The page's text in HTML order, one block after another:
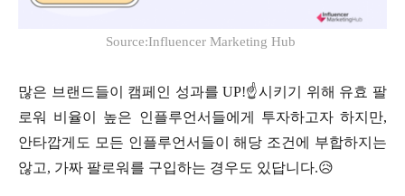
Source:Influencer Marketing Hub
많은 브랜드들이 캠페인 성과를 UP!☝️시키기 위해 유효 팔
로워 비율이 높은 인플루언서들에게 투자하고자 하지만,
안타깝게도 모든 인플루언서들이 해당 조건에 부합하지는
않고, 가짜 팔로워를 구입하는 경우도 있답니다.😥